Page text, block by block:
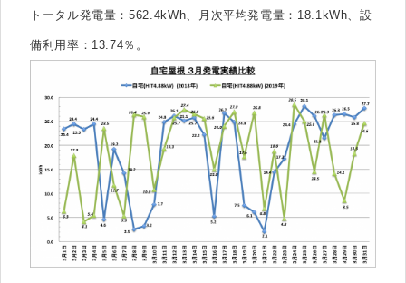
トータル発電量：562.4kWh、月次平均発電量：18.1kWh、設
備利用率：13.74％。